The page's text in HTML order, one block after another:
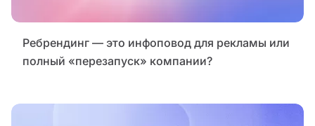
Ребрендинг — это инфоповод для рекламы или
полный «перезапуск» компании?